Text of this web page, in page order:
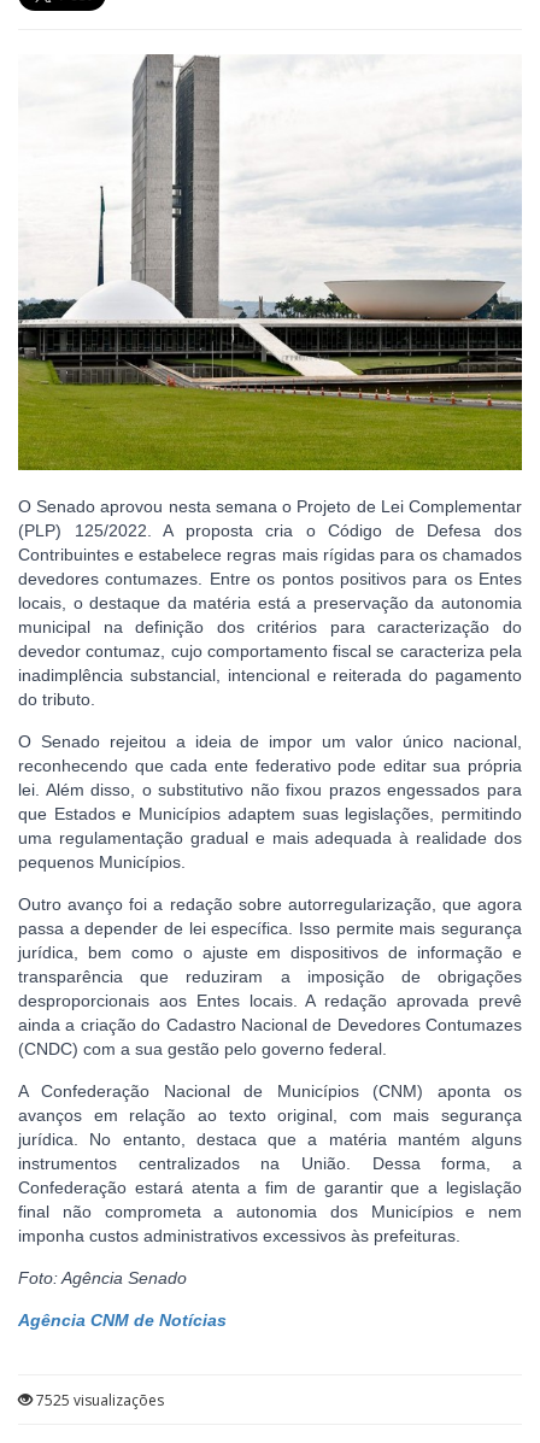
O Senado aprovou nesta semana o Projeto de Lei Complementar
(PLP) 125/2022. A proposta cria o Código de Defesa dos
Contribuintes e estabelece regras mais rígidas para os chamados
devedores contumazes. Entre os pontos positivos para os Entes
locais, o destaque da matéria está a preservação da autonomia
municipal na definição dos critérios para caracterização do
devedor contumaz, cujo comportamento fiscal se caracteriza pela
inadimplência substancial, intencional e reiterada do pagamento
do tributo.
O Senado rejeitou a ideia de impor um valor único nacional,
reconhecendo que cada ente federativo pode editar sua própria
lei. Além disso, o substitutivo não fixou prazos engessados para
que Estados e Municípios adaptem suas legislações, permitindo
uma regulamentação gradual e mais adequada à realidade dos
pequenos Municípios.
Outro avanço foi a redação sobre autorregularização, que agora
passa a depender de lei específica. Isso permite mais segurança
jurídica, bem como o ajuste em dispositivos de informação e
transparência que reduziram a imposição de obrigações
desproporcionais aos Entes locais. A redação aprovada prevê
ainda a criação do Cadastro Nacional de Devedores Contumazes
(CNDC) com a sua gestão pelo governo federal.
A Confederação Nacional de Municípios (CNM) aponta os
avanços em relação ao texto original, com mais segurança
jurídica. No entanto, destaca que a matéria mantém alguns
instrumentos centralizados na União. Dessa forma, a
Confederação estará atenta a fim de garantir que a legislação
final não comprometa a autonomia dos Municípios e nem
imponha custos administrativos excessivos às prefeituras.
Foto: Agência Senado
Agência CNM de Notícias
7525 visualizações